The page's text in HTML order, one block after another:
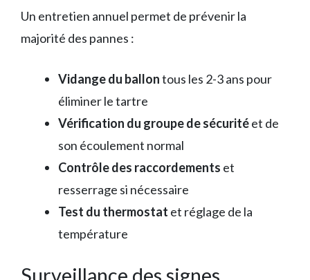
Un entretien annuel permet de prévenir la
majorité des pannes :
Vidange du ballontous les 2-3 ans pour
éliminer le tartre
Vérification du groupe de sécuritéet de
son écoulement normal
Contrôle des raccordements et
resserrage si nécessaire
Test du thermostat et réglage de la
température
Surveillance des signes